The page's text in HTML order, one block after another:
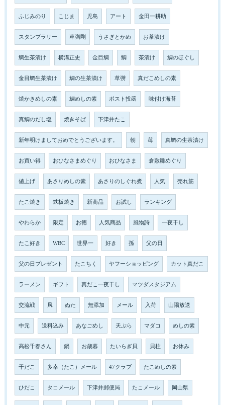
ふじみのり こじま 児島 アート 金田一耕助
スタンプラリー 草彅剛 うさぎとかめ お茶漬け
鯛生茶漬け 横溝正史 金目鯛 鯛 茶漬け 鯛のほぐし
金目鯛生茶漬け 鯛の生茶漬け 草彅 真だこめしの素
焼かきめしの素 鯛めしの素 ポスト投函 味付け海苔
真鯛のだし塩 焼きそば 下津井たこ
新年明けましておめでとうございます。 朝 苺 真鯛の生茶漬け
お買い得 おひなさまめぐり おひなさま 倉敷雛めぐり
値上げ あさりめしの素 あさりのしぐれ煮 人気 売れ筋
たこ焼き 鉄板焼き 新商品 お試し ランキング
やわらか 限定 お徳 人気商品 風物詩 一夜干し
たこ好き WBC 世界一 好き 孫 父の日
父の日プレゼント たこちく ヤフーショッピング カット真だこ
ラーメン ギフト 真だこ一夜干し マツダスタジアム
交流戦 凧 ぬた 無添加 メール 入荷 山陽放送
中元 送料込み あなごめし 天ぷら マダコ めしの素
高松千春さん 鍋 お歳暮 たいらぎ貝 貝柱 お休み
干だこ 多幸（たこ）メール 47クラブ たこめしの素
ひだこ タコメール 下津井郵便局 たこメール 岡山県